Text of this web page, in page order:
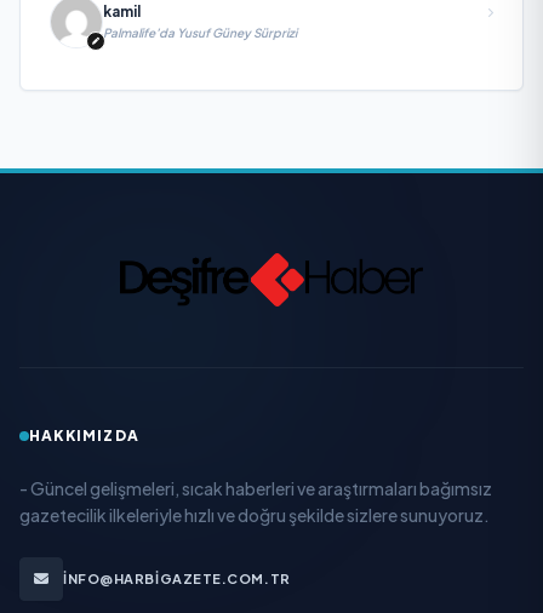
kamil
Palmalife’da Yusuf Güney Sürprizi
HAKKIMIZDA
- Güncel gelişmeleri, sıcak haberleri ve araştırmaları bağımsız
gazetecilik ilkeleriyle hızlı ve doğru şekilde sizlere sunuyoruz.
INFO@HARBIGAZETE.COM.TR